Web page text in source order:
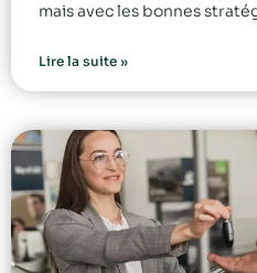
mais avec les bonnes
Lire la suite »